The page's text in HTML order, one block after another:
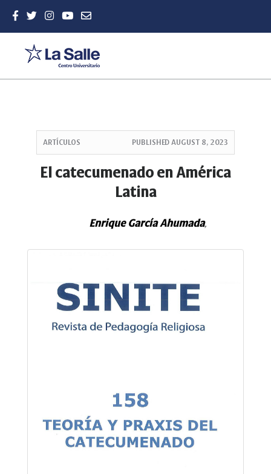
ARTÍCULOS PUBLISHED AUGUST 8, 2023
El catecumenado en América
Latina
Enrique García Ahumada,